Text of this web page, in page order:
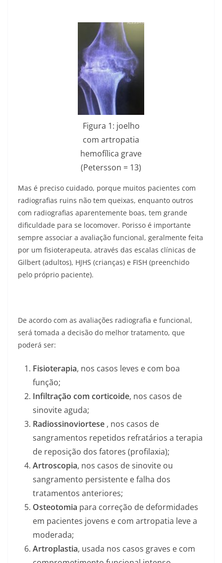
Figura 1: joelho
com artropatia
hemofílica grave
(Petersson = 13)
Mas é preciso cuidado, porque muitos pacientes com
radiografias ruins não tem queixas, enquanto outros
com radiografias aparentemente boas, tem grande
dificuldade para se locomover. Porisso é importante
sempre associar a avaliação funcional, geralmente feita
por um fisioterapeuta, através das escalas clínicas de
Gilbert (adultos), HJHS (crianças) e FISH (preenchido
pelo próprio paciente).
De acordo com as avaliações radiografia e funcional,
será tomada a decisão do melhor tratamento, que
poderá ser:
Fisioterapia, nos casos leves e com boa
função;
Infiltração com corticoide, nos casos de
sinovite aguda;
Radiossinoviortese , nos casos de
sangramentos repetidos refratários a terapia
de reposição dos fatores (profilaxia);
Artroscopia, nos casos de sinovite ou
sangramento persistente e falha dos
tratamentos anteriores;
Osteotomia para correção de deformidades
em pacientes jovens e com artropatia leve a
moderada;
Artroplastia, usada nos casos graves e com